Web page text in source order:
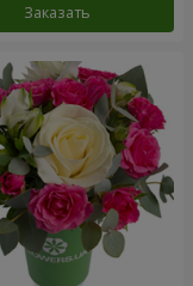
Заказать